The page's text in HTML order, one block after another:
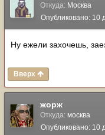
Откуда: Москва
Опубликовано: 10
Ну ежели захочешь,
Вверх
жорж
Откуда: москва
Опубликовано: 10